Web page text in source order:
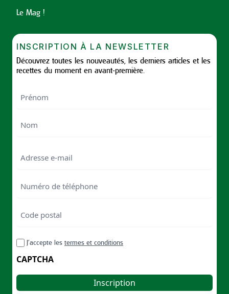
Le Mag !
INSCRIPTION À LA NEWSLETTER
Découvrez toutes les nouveautés, les derniers articles et les
recettes du moment en avant-première.
de
postal
postal
RGPDJ’accepte les termes et conditions
CAPTCHA